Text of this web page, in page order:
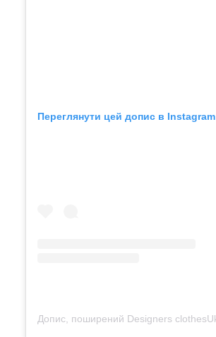
Переглянути цей допис в Instagram